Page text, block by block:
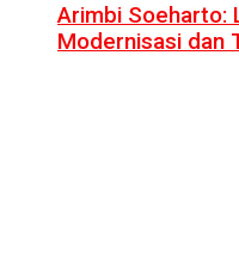
Arimbi Soeharto:
Modernisasi dan